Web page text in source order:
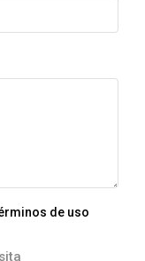
de uso